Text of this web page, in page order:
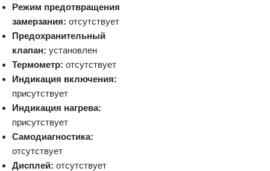
Режим предотвращения
замерзания: отсутствует
Предохранительный
клапан: установлен
Термометр: отсутствует
Индикация включения:
присутствует
Индикация нагрева:
присутствует
Самодиагностика:
отсутствует
Дисплей: отсутствует